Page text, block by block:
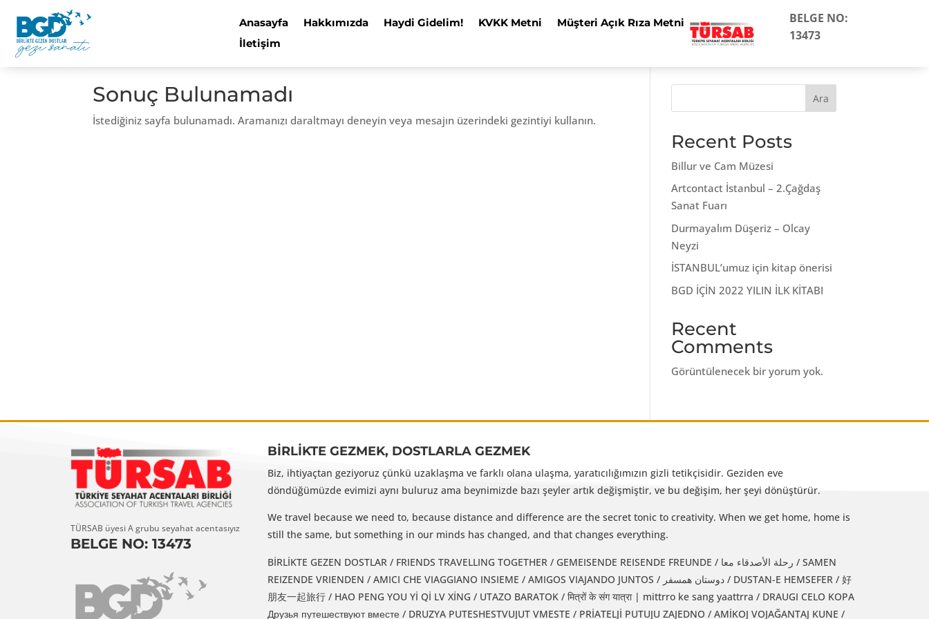
Anasayfa Hakkımızda Haydi Gidelim! KVKK Metni
Müşteri Açık Rıza Metni
İletişim
BELGE NO:
13473
Sonuç Bulunamadı
İstediğiniz sayfa bulunamadı. Aramanızı daraltmayı deneyin veya mesajın üzerindeki gezintiyi kullanın.
Ara
Recent Posts
Billur ve Cam Müzesi
Artcontact İstanbul – 2.Çağdaş
Sanat Fuarı
Durmayalım Düşeriz – Olcay
Neyzi
İSTANBUL’umuz için kitap önerisi
BGD İÇİN 2022 YILIN İLK KİTABI
Recent
Comments
Görüntülenecek bir yorum yok.
TÜRSAB üyesi A grubu seyahat acentasıyız
BELGE NO: 13473
BİRLİKTE GEZMEK, DOSTLARLA GEZMEK
Biz, ihtiyaçtan geziyoruz çünkü uzaklaşma ve farklı olana ulaşma, yaratıcılığımızın gizli tetikçisidir. Geziden eve
döndüğümüzde evimizi aynı buluruz ama beynimizde bazı şeyler artık değişmiştir, ve bu değişim, her şeyi dönüştürür.
We travel because we need to, because distance and difference are the secret tonic to creativity. When we get home, home is
still the same, but something in our minds has changed, and that changes everything.
BİRLİKTE GEZEN DOSTLAR / FRIENDS TRAVELLING TOGETHER / GEMEISENDE REISENDE FREUNDE / رحلة الأصدقاء معا / SAMEN
REIZENDE VRIENDEN / AMICI CHE VIAGGIANO INSIEME / AMIGOS VIAJANDO JUNTOS / دوستان همسفر / DUSTAN-E HEMSEFER / 好
朋友一起旅行 / HAO PENG YOU Yİ Qİ LV XİNG / UTAZO BARATOK / मित्रों के संग यात्रा | mittrro ke sang yaattrra / DRAUGI CELO KOPA
Друзья путешествуют вместе / DRUZYA PUTESHESTVUJUT VMESTE / PRİATELJİ PUTUJU ZAJEDNO / AMİKOJ VOJAĞANTAJ KUNE /